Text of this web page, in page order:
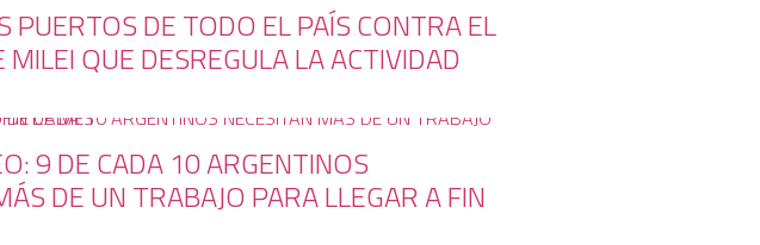
PUERTOS DE TODO EL PAÍS CONTRA EL
MILEI QUE DESREGULA LA ACTIVIDAD
9 DE CADA 10 ARGENTINOS
DE UN TRABAJO PARA LLEGAR A FIN